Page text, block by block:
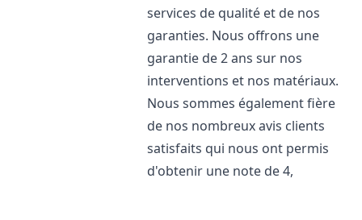
services de qualité et de nos
garanties. Nous offrons une
garantie de 2 ans sur nos
interventions et nos matériaux.
Nous sommes également fière
de nos nombreux avis clients
satisfaits qui nous ont permis
d'obtenir une note de 4,